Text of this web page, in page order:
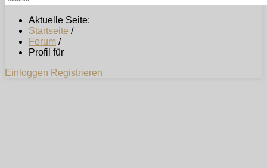
Aktuelle Seite:
Startseite /
Forum /
Profil für
Einloggen Registrieren